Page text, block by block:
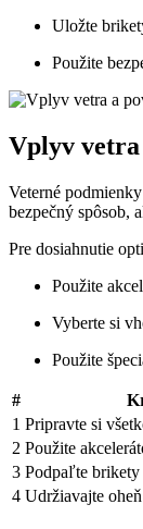
Uložte
Použite
Vplyv vetra
Veterné
bezpečný⁢ spôsob,
Pre dosiahnutie
Použite​
Vyberte si
Použite
#
1 Pripravte si
2 Použite⁣
3 Podpaľte brikety
4 Udržiavajte